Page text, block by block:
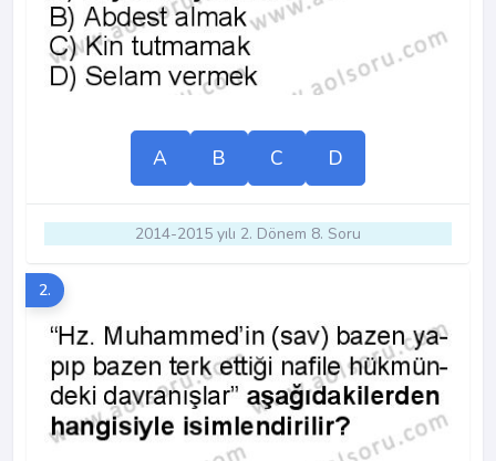
A B C D
2014-2015 yılı 2. Dönem 8. Soru
2.